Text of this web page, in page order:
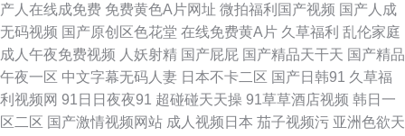
瑟网站 三级网址色天堂 91黄色网入口站 超碰人妻福利院 国产页1 狼友视频
欧美另类视频 影音先锋丝袜丝足 91永久在线免费 成人自拍超碰 韩国黄视频
蜜臀日日 日韩精品社区 午夜福利韩国 91tv视频链接 91新网址 大香蕉玖玖爱
产人在线成免费 免费黄色A片网址 微拍福利国产视频 国产人成
无码视频 国产原创区色花堂 在线免费黄A片 久草福利 乱伦家庭
成人午夜免费视频 人妖射精 国产屁屁 国产精品天干天 国产精品
午夜一区 中文字幕无码人妻 日本不卡二区 国产日韩91 久草福
利视频网 91日日夜夜91 超碰碰天天操 91草草酒店视频 韩日一
区二区 国产激情视频网站 成人视频日本 茄子视频污 亚洲色欲天